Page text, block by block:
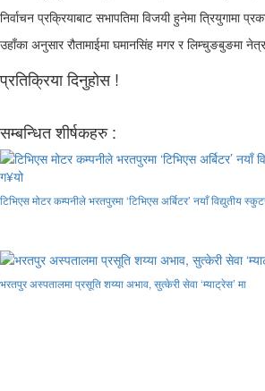
निर्वाचन प्रक्रियाबाट सभापतिमा विजयी हुनेमा
उहाँका अनुसार रौतामाईमा घमानसिंह मगर र लिम्चुङबुङमा
प्रतिक्रिया दिनुहोस !
सम्बन्धित शीर्षकहरु :
टिभिएस मोटर कम्पनीले भरतपुरमा ‘टिभिएस अर्बिटर’ नयाँ विद्युतीय
भरतपुर अस्पतालमा प्रसूति शय्या अभाव, सुत्केरी सेवा ‘म्याट्रेस’ मा